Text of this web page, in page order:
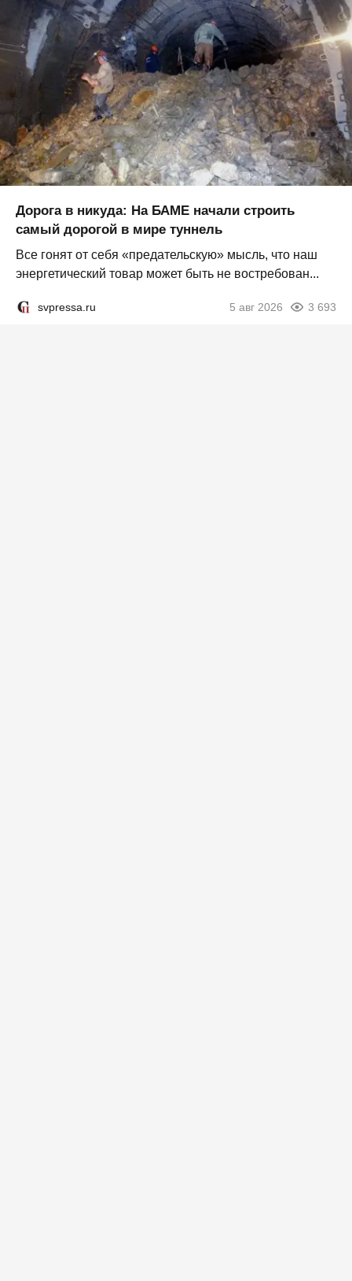
Дорога в никуда: На БАМЕ начали строить
самый дорогой в мире туннель
Все гонят от себя «предательскую» мысль, что наш
энергетический товар может быть не востребован...
svpressa.ru 5 авг 2026 3 693